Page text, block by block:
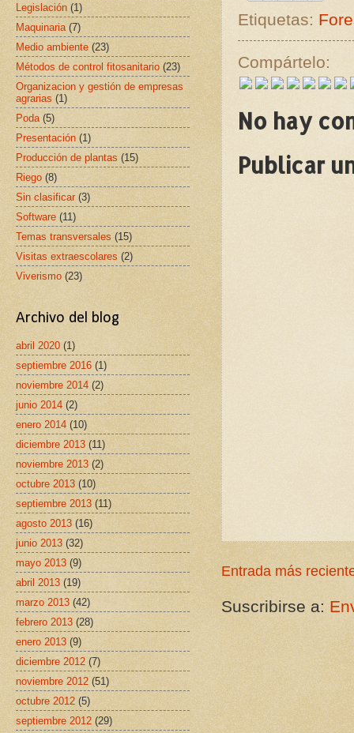
Etiquetas:
Compártelo:
No hay
Publicar
Entrada más
Suscribirse a:
Legislación (1)
Maquinaria (7)
Medio ambiente (23)
Métodos de control fitosanitario (23)
Organizacion y gestión de empresas
agrarias (1)
Poda (5)
Presentación (1)
Producción de plantas (15)
Riego (8)
Sin clasificar (3)
Software (11)
Temas transversales (15)
Visitas extraescolares (2)
Viverismo (23)
Archivo del blog
abril 2020 (1)
septiembre 2016 (1)
noviembre 2014 (2)
junio 2014 (2)
enero 2014 (10)
diciembre 2013 (11)
noviembre 2013 (2)
octubre 2013 (10)
septiembre 2013 (11)
agosto 2013 (16)
junio 2013 (32)
mayo 2013 (9)
abril 2013 (19)
marzo 2013 (42)
febrero 2013 (28)
enero 2013 (9)
diciembre 2012 (7)
noviembre 2012 (51)
octubre 2012 (5)
septiembre 2012 (29)